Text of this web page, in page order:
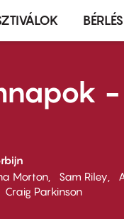
BÉRLÉS
Morton Sam Riley
Craig Parkinson